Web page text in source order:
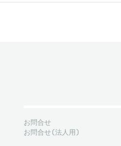
お問合せ
お問合せ(法人用)